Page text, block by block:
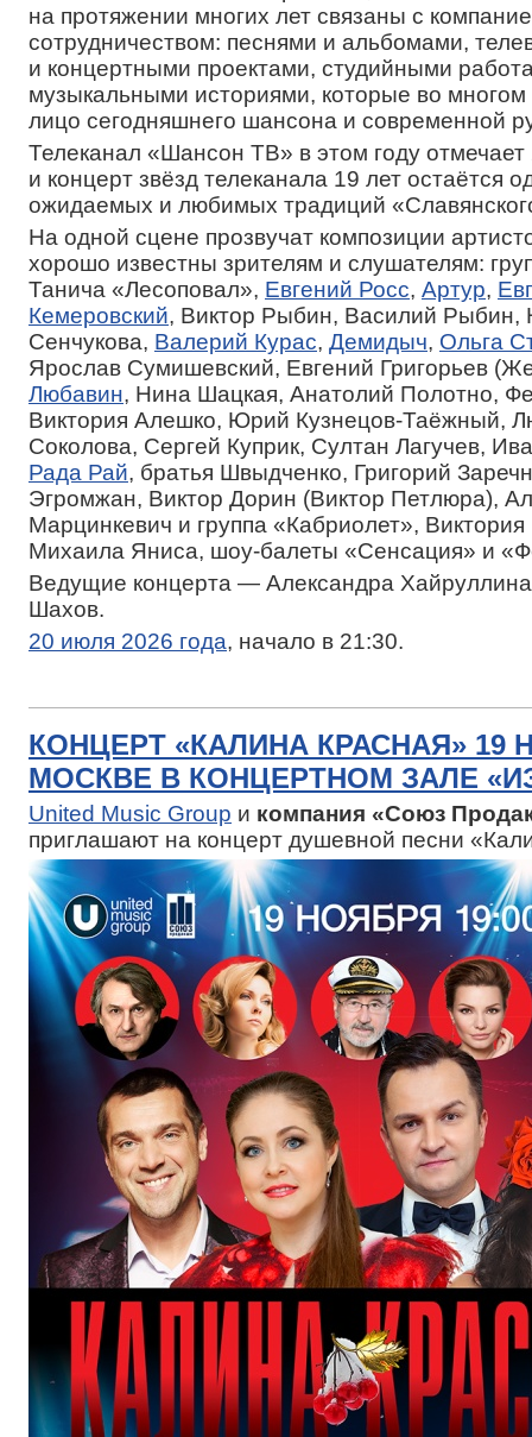
на протяжении многих лет связаны с
сотрудничеством: песнями и альбомами,
и концертными проектами, студийными
музыкальными историями, которые во
лицо сегодняшнего шансона и современной
Телеканал «Шансон ТВ» в этом году отмечает
и концерт звёзд телеканала 19 лет остаётся
ожидаемых и любимых традиций
На одной сцене прозвучат композиции
хорошо известны зрителям и слушателям:
Танича «Лесоповал», Евгений Росс, Артур,
Кемеровский, Виктор Рыбин, Василий Рыбин,
Сенчукова, Валерий Курас, Демидыч, Ольга
Ярослав Сумишевский, Евгений Григорьев
Любавин, Нина Шацкая, Анатолий Полотно,
Виктория Алешко, Юрий Кузнецов-Таёжный,
Соколова, Сергей Куприк, Султан Лагучев,
Рада Рай, братья Швыдченко, Григорий
Эгромжан, Виктор Дорин (Виктор Петлюра),
Марцинкевич и группа «Кабриолет»,
Михаила Яниса, шоу-балеты «Сенсация» и
Ведущие концерта — Александра
Шахов.
20 июля 2026 года, начало в 21:30.
КОНЦЕРТ «КАЛИНА КРАСНАЯ» 19
МОСКВЕ В КОНЦЕРТНОМ ЗАЛЕ
United Music Group и компания «Союз
приглашают на концерт душевной песни